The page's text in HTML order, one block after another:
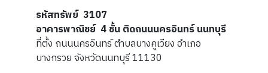
รหัสทรัพย์ 3107
อาคารพาณิชย์ 4 ชั้น ติดถนนนครอินทร์ นนทบุรี
ที่ตั้ง ถนนนครอินทร์ ตำบลบางคูเวียง อำเภอ
บางกรวย จังหวัดนนทบุรี 11130